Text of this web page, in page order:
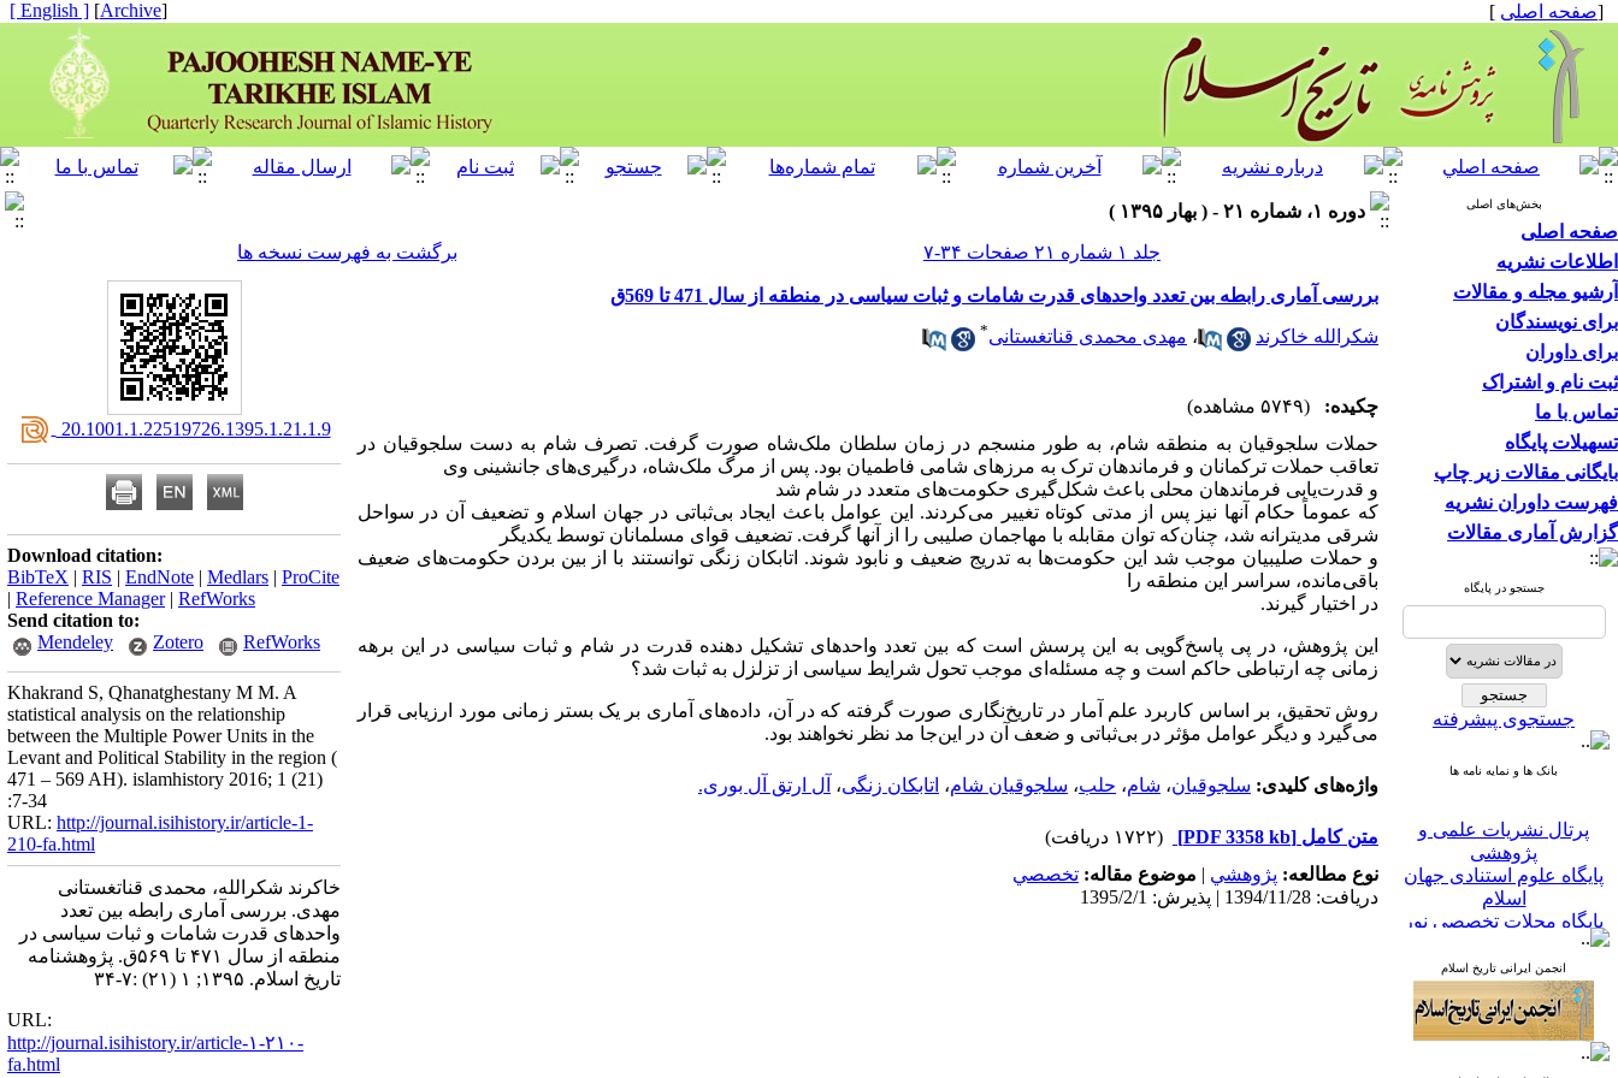
[صفحه اصلی ]
[
Archive
]
[ English ]
بخش‌های اصلی
صفحه اصلی
اطلاعات نشریه
آرشیو مجله و مقالات
برای نویسندگان
برای داوران
ثبت نام و اشتراک
تماس با ما
تسهیلات پایگاه
بایگانی مقالات زیر چاپ
فهرست داوران نشریه
گزارش آماری مقالات
جستجو در پایگاه
جستجوی پیشرفته
بانک ها و نمایه نامه ها
پرتال نشریات علمی و
پژوهشی
پایگاه علوم استنادی جهان
اسلام
پایگاه مجلات تخصصی نور
پایگاه مرکز اطلاعات جهاد
دانشگاهی
پرتال جامع علوم انسانی
بانک اطلاعات نشریات
کشور
انجمن ایرانی تاریخ اسلام
دوره ۱، شماره ۲۱ - ( بهار ۱۳۹۵ )
جلد ۱ شماره ۲۱ صفحات ۳۴-۷
برگشت به فهرست نسخه ها
بررسی آماری رابطه بین تعدد واحدهای قدرت شامات و ثبات سیاسی در منطقه از سال 471 تا 569ق
شکرالله خاکرند ، مهدی محمدی قناتغستانی*
چکیده:
(۵۷۴۹ مشاهده)
حملات سلجوقیان به منطقه شام، به طور منسجم در زمان سلطان ملک‌شاه صورت گرفت. تصرف شام به دست سلجوقیان در
تعاقب حملات ترکمانان و فرماندهان ترک به مرزهای شامی فاطمیان بود. پس از مرگ ملک‌شاه، درگیری‌های جانشینی وی
و قدرت‌یابی فرماندهان محلی باعث شکل‌گیری حکومت‌های متعدد در شام شد
که عموماً حکام آنها نیز پس از مدتی کوتاه تغییر می‌کردند. این عوامل باعث ایجاد بی‌ثباتی در جهان اسلام و تضعیف آن در سواحل
شرقی مدیترانه شد، چنان‌که توان مقابله با مهاجمان صلیبی را از آنها گرفت. تضعیف قوای مسلمانان توسط یکدیگر
و حملات صلیبیان موجب شد این حکومت‌ها به تدریج ضعیف و نابود شوند. اتابکان زنگی توانستند با از بین بردن حکومت‌های ضعیف
باقی‌مانده، سراسر این منطقه را
در اختیار گیرند.
این پژوهش، در پی پاسخ‌گویی به این پرسش است که بین تعدد واحدهای تشکیل دهنده قدرت در شام و ثبات سیاسی در این برهه
زمانی چه ارتباطی حاکم است و چه مسئله‌ای موجب تحول شرایط سیاسی از تزلزل به ثبات شد؟
روش تحقیق، بر اساس کاربرد علم آمار در تاریخ‌نگاری صورت گرفته که در آن، داده‌های آماری بر یک بستر زمانی مورد ارزیابی قرار
می‌گیرد و دیگر عوامل مؤثر در بی‌ثباتی و ضعف آن در این‌جا مد نظر نخواهند بود.
واژه‌های کلیدی: سلجوقیان، شام، حلب، سلجوقیان شام، اتابکان زنگی، آل ارتق آل بوری.
متن کامل [PDF 3358 kb]
(۱۷۲۲ دریافت)
نوع مطالعه: پژوهشي | موضوع مقاله: تخصصي
دریافت: 1394/11/28 | پذیرش: 1395/2/1
‎ 20.1001.1.22519726.1395.1.21.1.9
Download citation:
BibTeX | RIS | EndNote | Medlars | ProCite
| Reference Manager| RefWorks
Send citation to:
Mendeley
Zotero RefWorks
Khakrand S, Qhanatghestany M M. A
statistical analysis on the relationship
between the Multiple Power Units in the
Levant and Political Stability in the region (
471 – 569 AH). islamhistory 2016; 1 (21)
:7-34
URL: http://journal.isihistory.ir/article-1-
210-fa.html
خاکرند شکرالله، محمدی قناتغستانی
مهدی. بررسی آماری رابطه بین تعدد
واحدهای قدرت شامات و ثبات سیاسی در
منطقه از سال ۴۷۱ تا ۵۶۹ق. پژوهشنامه
تاریخ اسلام. ۱۳۹۵; ۱ (۲۱) :۷-۳۴
URL:
http://journal.isihistory.ir/article-۱-۲۱۰-
fa.html